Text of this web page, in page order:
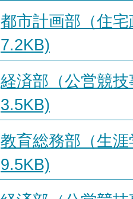
都市計画部（住
7.2KB)
経済部（公営競
3.5KB)
教育総務部（生
9.5KB)